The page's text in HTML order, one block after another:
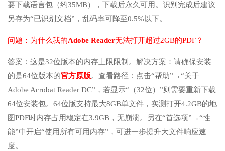
要下载语言包（约35MB），下载后永久可用。识别完成后建议
另存为“已识别文档”，乱码率可降至0.5%以下。
问题：为什么我的Adobe Reader无法打开超过2GB的PDF？
答案：这是32位版本的内存上限限制。解决方案：请确保安装
的是64位版本的官方原版。查看路径：点击“帮助”→“关于
Adobe Acrobat Reader DC”，若显示“（32位）”则需要重新下载
64位安装包。64位版支持最大8GB单文件，实测打开4.2GB的地
图PDF时内存占用稳定在3.9GB，无崩溃。另在“首选项”→“性
能”中开启“使用所有可用内存”，可进一步提升大文件响应速
度。